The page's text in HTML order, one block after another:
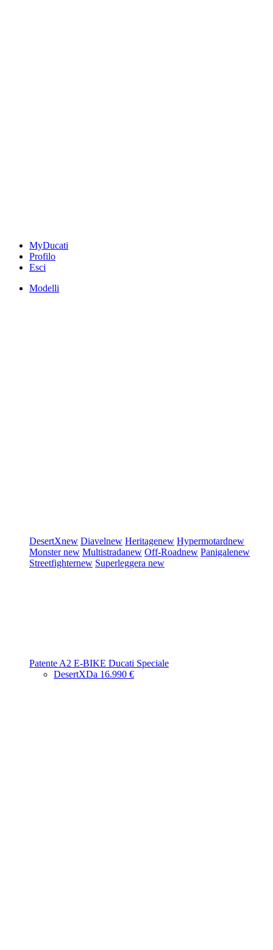
MyDucati
Profilo
Esci
Modelli
DesertXnew Diavelnew Heritagenew Hypermotardnew
Monsternew Multistradanew Off-Roadnew Panigalenew
Streetfighternew Superleggera new
Patente A2 E-BIKE Ducati Speciale
DesertXDa 16.990 €